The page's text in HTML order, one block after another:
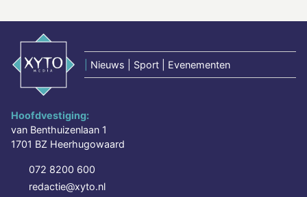
Nieuws | Sport | Evenementen
Hoofdvestiging:
van Benthuizenlaan 1
1701 BZ Heerhugowaard
072 8200 600
redactie@xyto.nl